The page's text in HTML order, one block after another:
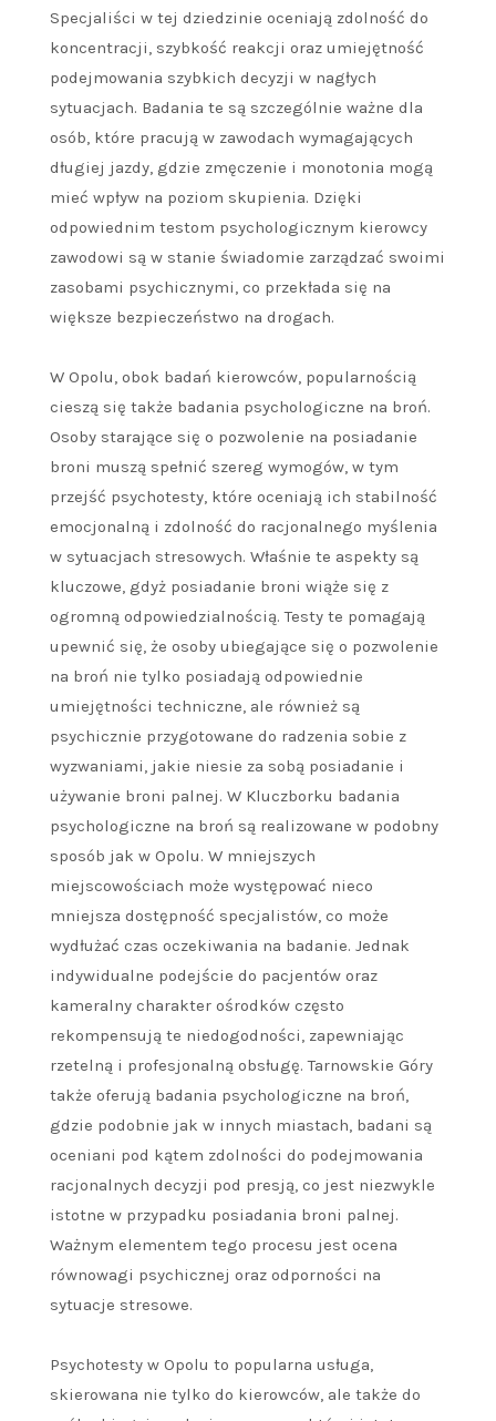
Specjaliści w tej dziedzinie oceniają zdolność do
koncentracji, szybkość reakcji oraz umiejętność
podejmowania szybkich decyzji w nagłych
sytuacjach. Badania te są szczególnie ważne dla
osób, które pracują w zawodach wymagających
długiej jazdy, gdzie zmęczenie i monotonia mogą
mieć wpływ na poziom skupienia. Dzięki
odpowiednim testom psychologicznym kierowcy
zawodowi są w stanie świadomie zarządzać swoimi
zasobami psychicznymi, co przekłada się na
większe bezpieczeństwo na drogach.
W Opolu, obok badań kierowców, popularnością
cieszą się także badania psychologiczne na broń.
Osoby starające się o pozwolenie na posiadanie
broni muszą spełnić szereg wymogów, w tym
przejść psychotesty, które oceniają ich stabilność
emocjonalną i zdolność do racjonalnego myślenia
w sytuacjach stresowych. Właśnie te aspekty są
kluczowe, gdyż posiadanie broni wiąże się z
ogromną odpowiedzialnością. Testy te pomagają
upewnić się, że osoby ubiegające się o pozwolenie
na broń nie tylko posiadają odpowiednie
umiejętności techniczne, ale również są
psychicznie przygotowane do radzenia sobie z
wyzwaniami, jakie niesie za sobą posiadanie i
używanie broni palnej. W Kluczborku badania
psychologiczne na broń są realizowane w podobny
sposób jak w Opolu. W mniejszych
miejscowościach może występować nieco
mniejsza dostępność specjalistów, co może
wydłużać czas oczekiwania na badanie. Jednak
indywidualne podejście do pacjentów oraz
kameralny charakter ośrodków często
rekompensują te niedogodności, zapewniając
rzetelną i profesjonalną obsługę. Tarnowskie Góry
także oferują badania psychologiczne na broń,
gdzie podobnie jak w innych miastach, badani są
oceniani pod kątem zdolności do podejmowania
racjonalnych decyzji pod presją, co jest niezwykle
istotne w przypadku posiadania broni palnej.
Ważnym elementem tego procesu jest ocena
równowagi psychicznej oraz odporności na
sytuacje stresowe.
Psychotesty w Opolu to popularna usługa,
skierowana nie tylko do kierowców, ale także do